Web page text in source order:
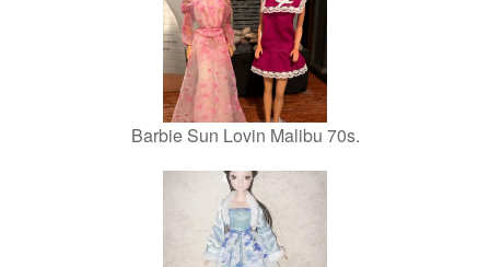
Barbie Sun Lovin Malibu 70s.